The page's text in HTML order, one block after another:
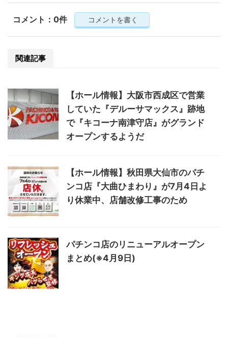
コメント：0件 コメントを書く
関連記事
【ホール情報】大阪市西成区で営業
していた『デルーサマックス』跡地
で『キコーナ南津守店』がグランド
オープンするようだ
【ホール情報】秋田県大仙市のパチ
ンコ店『大曲ひまわり』が7月4日よ
り休業中、店舗改修工事のため
パチンコ店のリニューアルオープン
まとめ(※4月9日)